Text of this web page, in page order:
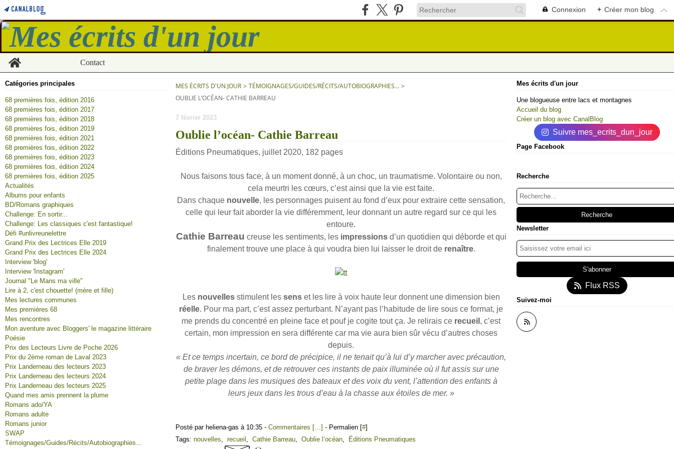
Connexion + Créer mon blog
Home
Contact
Catégories principales
68 premières fois, édition 2016
68 premières fois, édition 2017
68 premières fois, édition 2018
68 premières fois, édition 2019
68 premières fois, édition 2021
68 premières fois, édition 2022
68 premières fois, édition 2023
68 premières fois, édition 2024
68 premières fois, édition 2025
Actualités
Albums pour enfants
BD/Romans graphiques
Challenge: En sortir...
Challenge: Les classiques c'est fantastique!
Défi #unlivreunelettre
Grand Prix des Lectrices Elle 2019
Grand Prix des Lectrices Elle 2024
Interview 'blog'
Interview 'Instagram'
Journal "Le Mans ma ville"
Lire à 2, c'est chouette! (mère et fille)
Mes lectures communes
Mes premières 68
Mes rencontres
Mon aventure avec Bloggers' le magazine littéraire
Poésie
Prix des Lecteurs Livre de Poche 2026
Prix du 2ème roman de Laval 2023
Prix Landerneau des lecteurs 2023
Prix Landerneau des lecteurs 2024
Prix Landerneau des lecteurs 2025
Quand mes amis prennent la plume
Romans ado/YA
Romans adulte
Romans junior
SWAP
Témoignages/Guides/Récits/Autobiographies...
MES ÉCRITS D'UN JOUR > TÉMOIGNAGES/GUIDES/RÉCITS/AUTOBIOGRAPHIES... >
OUBLIE L’OCÉAN- CATHIE BARREAU
7 février 2023
Oublie l’océan- Cathie Barreau
Éditions Pneumatiques, juillet 2020, 182 pages
Nous faisons tous face, à un moment donné, à un choc, un traumatisme. Volontaire ou non,
cela meurtri les cœurs, c’est ainsi que la vie est faite.
Dans chaque nouvelle, les personnages puisent au fond d’eux pour extraire cette sensation,
celle qui leur fait aborder la vie différemment, leur donnant un autre regard sur ce qui les
entoure.
Cathie Barreau creuse les sentiments, les impressionsd’un quotidien qui déborde et qui
finalement trouve une place à qui voudra bien lui laisser le droit de renaître.
Les nouvellesstimulent les senset les lire à voix haute leur donnent une dimension bien
réelle. Pour ma part, c’est assez perturbant. N’ayant pas l’habitude de lire sous ce format, je
me prends du concentré en pleine face et pouf je cogite tout ça. Je relirais ce recueil , c’est
certain, mon impression en sera différente car ma vie aura bien sûr vécu d’autres choses
depuis.
« Et ce temps incertain, ce bord de précipice, il ne tenait qu’à lui d’y marcher avec précaution,
de braver les démons, et de retrouver ces instants de paix illuminée où il fut assis sur une
petite plage dans les musiques des bateaux et des voix du vent, l’attention des enfants à
leurs jeux dans les trous d’eau à la chasse aux étoiles de mer. »
Posté par heliena-gas à 10:35 - Commentaires […] - Permalien [#]
Tags: nouvelles, recueil , Cathie Barreau, Oublie l’océan, Éditions Pneumatiques
Mes écrits d'un jour
Une blogueuse entre lacs et montagnes
Accueil du blog
Créer un blog avec CanalBlog
Suivre mes_ecrits_dun_jour
Page Facebook
Recherche
Newsletter
Flux RSS
Suivez-moi